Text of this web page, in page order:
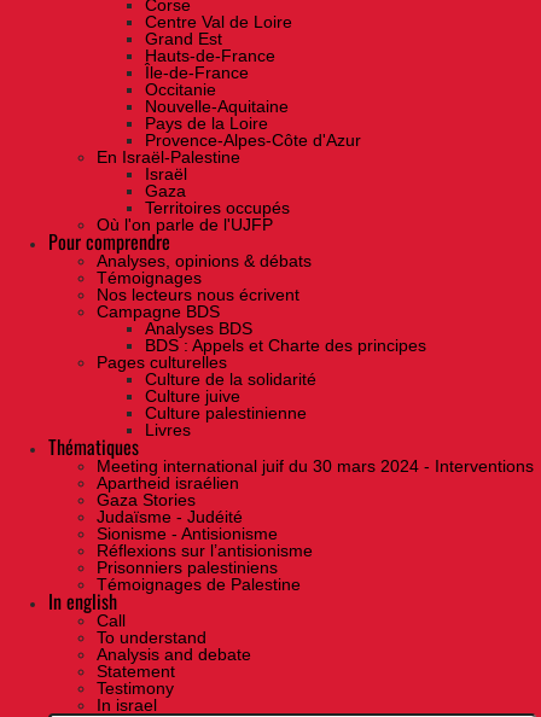
Corse
Centre Val de Loire
Grand Est
Hauts-de-France
Île-de-France
Occitanie
Nouvelle-Aquitaine
Pays de la Loire
Provence-Alpes-Côte d'Azur
En Israël-Palestine
Israël
Gaza
Territoires occupés
Où l'on parle de l'UJFP
Pour comprendre
Analyses, opinions & débats
Témoignages
Nos lecteurs nous écrivent
Campagne BDS
Analyses BDS
BDS : Appels et Charte des principes
Pages culturelles
Culture de la solidarité
Culture juive
Culture palestinienne
Livres
Thématiques
Meeting international juif du 30 mars 2024 - Interventions
Apartheid israélien
Gaza Stories
Judaïsme - Judéité
Sionisme - Antisionisme
Réflexions sur l’antisionisme
Prisonniers palestiniens
Témoignages de Palestine
In english
Call
To understand
Analysis and debate
Statement
Testimony
In israel